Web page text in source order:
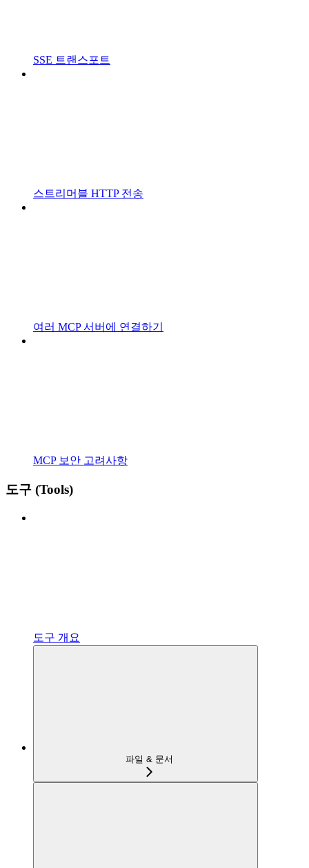
SSE 트랜스포트
스트리머블 HTTP 전송
여러 MCP 서버에 연결하기
MCP 보안 고려사항
도구 (Tools)
도구 개요
파일 & 문서